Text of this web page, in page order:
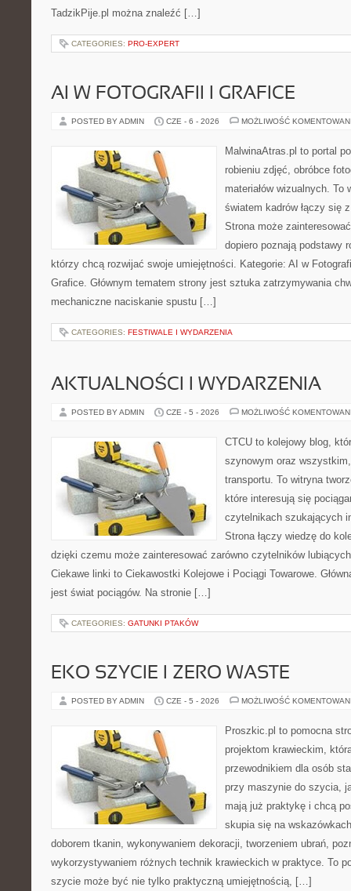
TadzikPije.pl można znaleźć […]
CATEGORIES: PRO-EXPERT
AI W FOTOGRAFII I GRAFICE
POSTED BY ADMIN CZE - 6 - 2026 MOŻLIWOŚĆ
MalwinaAtras.pl to portal
robieniu zdjęć, obróbce
materiałów wizualnych.
światem kadrów łączy się
Strona może
dopiero poznają podstawy
którzy chcą rozwijać swoje umiejętności. Kategorie: AI w
Grafice. Głównym tematem strony jest sztuka zatrzymywania
mechaniczne naciskanie spustu […]
CATEGORIES: FESTIWALE I WYDARZENIA
AKTUALNOŚCI I WYDARZENIA
POSTED BY ADMIN CZE - 5 - 2026 MOŻLIWOŚĆ
CTCU to kolejowy blog,
szynowym oraz
transportu. To witryna
które interesują się
czytelnikach szukających
Strona łączy wiedzę do
dzięki czemu może zainteresować zarówno czytelników
Ciekawe linki to Ciekawostki Kolejowe i Pociągi Towarowe.
jest świat pociągów. Na stronie […]
CATEGORIES: GATUNKI PTAKÓW
EKO SZYCIE I ZERO WASTE
POSTED BY ADMIN CZE - 5 - 2026 MOŻLIWOŚĆ
Proszkic.pl to pomocna
projektom krawieckim,
przewodnikiem dla osób
przy maszynie do szycia,
mają już praktykę i chcą
skupia się na
doborem tkanin, wykonywaniem dekoracji, tworzeniem ubrań,
wykorzystywaniem różnych technik krawieckich w praktyce. To
szycie może być nie tylko praktyczną umiejętnością, […]